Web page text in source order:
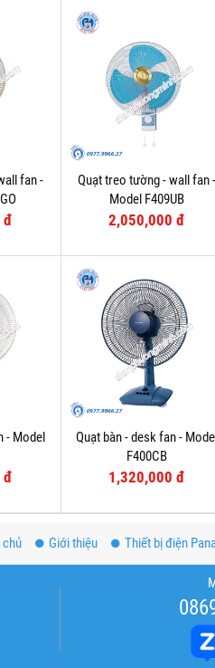
fan -
đ
Quạt treo tường - wall fan -
Model F409UB
2,050,000 đ
- Model
đ
Quạt bàn - desk fan - Model
F400CB
1,320,000 đ
chủ Giới thiệu Thiết bị điện